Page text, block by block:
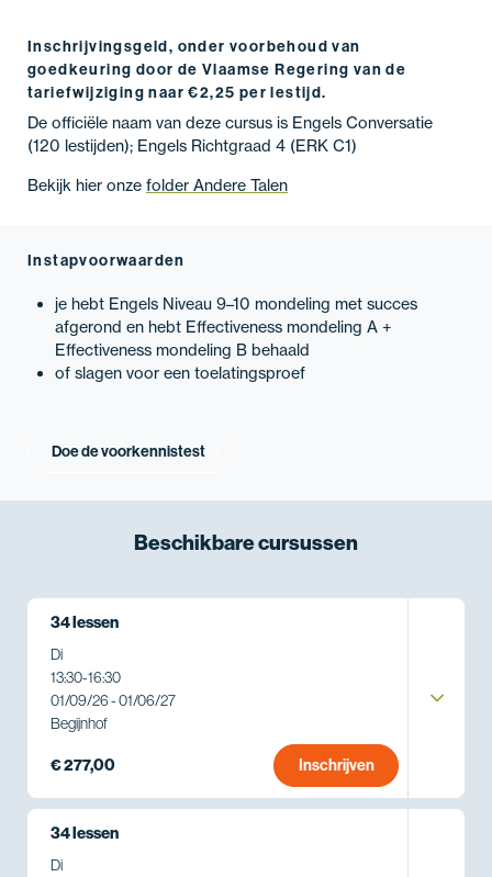
Inschrijvingsgeld, onder voorbehoud van
goedkeuring door de Vlaamse Regering van de
tariefwijziging naar €2,25 per lestijd.
De officiële naam van deze cursus is Engels Conversatie
(120 lestijden); Engels Richtgraad 4 (ERK C1)
Bekijk hier onze folder Andere Talen
Instapvoorwaarden
je hebt Engels Niveau 9–10 mondeling met succes
afgerond en hebt Effectiveness mondeling A +
Effectiveness mondeling B behaald
of slagen voor een toelatingsproef
Doe de voorkennistest
Beschikbarecursussen
34 lessen
Di
13:30-16:30
01/09/26 - 01/06/27
Begijnhof
€ 277,00 Inschrijven
34 lessen
Di